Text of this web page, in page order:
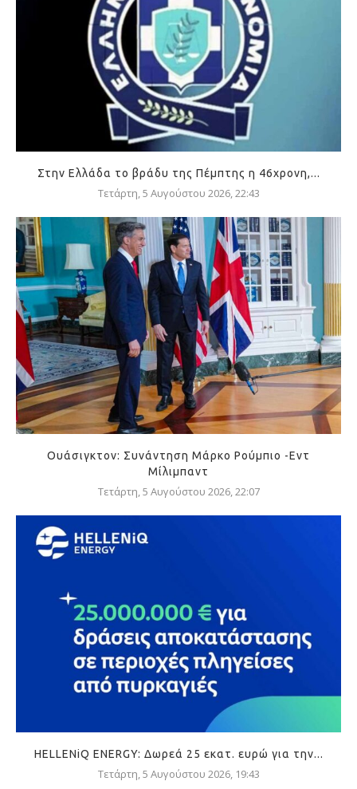
Στην Ελλάδα το βράδυ της Πέμπτης η 46χρονη,...
Τετάρτη, 5 Αυγούστου 2026, 22:43
Ουάσιγκτον: Συνάντηση Μάρκο Ρούμπιο -Εντ
Μίλιμπαντ
Τετάρτη, 5 Αυγούστου 2026, 22:07
HELLENiQ ENERGY: Δωρεά 25 εκατ. ευρώ για την...
Τετάρτη, 5 Αυγούστου 2026, 19:43